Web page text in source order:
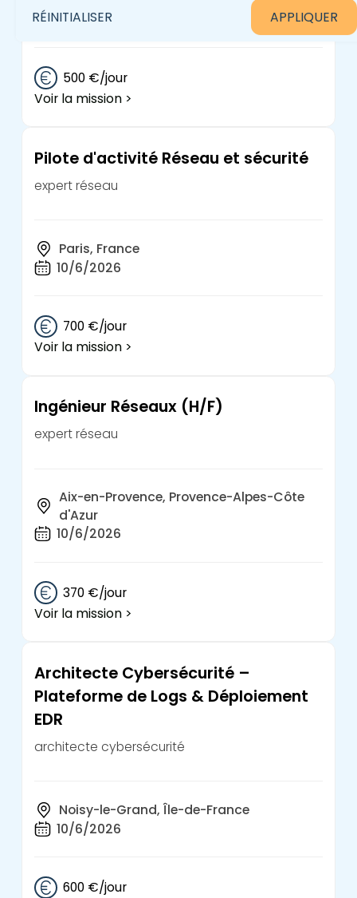
RÉINITIALISER
10/6/2026
500 €/jour
Voir la mission >
Pilote d'activité Réseau et sécurité
expert réseau
Paris, France
10/6/2026
700 €/jour
Voir la mission >
Ingénieur Réseaux (H/F)
expert réseau
Aix-en-Provence, Provence-Alpes-Côte
d'Azur
10/6/2026
370 €/jour
Voir la mission >
Architecte Cybersécurité –
Plateforme de Logs & Déploiement
EDR
architecte cybersécurité
Noisy-le-Grand, Île-de-France
10/6/2026
600 €/jour